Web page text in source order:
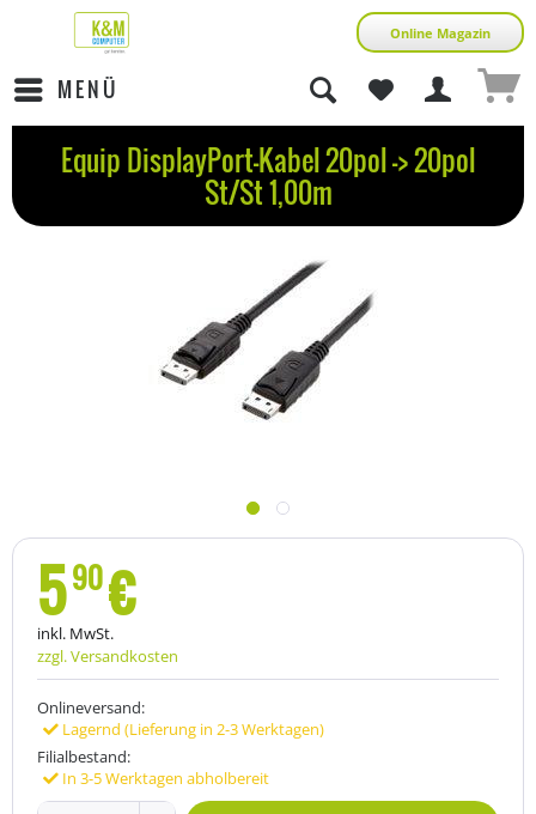
Online Magazin
MENÜ
Equip DisplayPort-Kabel 20pol -> 20pol
St/St 1,00m
590€
inkl. MwSt.
zzgl. Versandkosten
Onlineversand:
Lagernd (Lieferung in 2-3 Werktagen)
Filialbestand:
In 3-5 Werktagen abholbereit